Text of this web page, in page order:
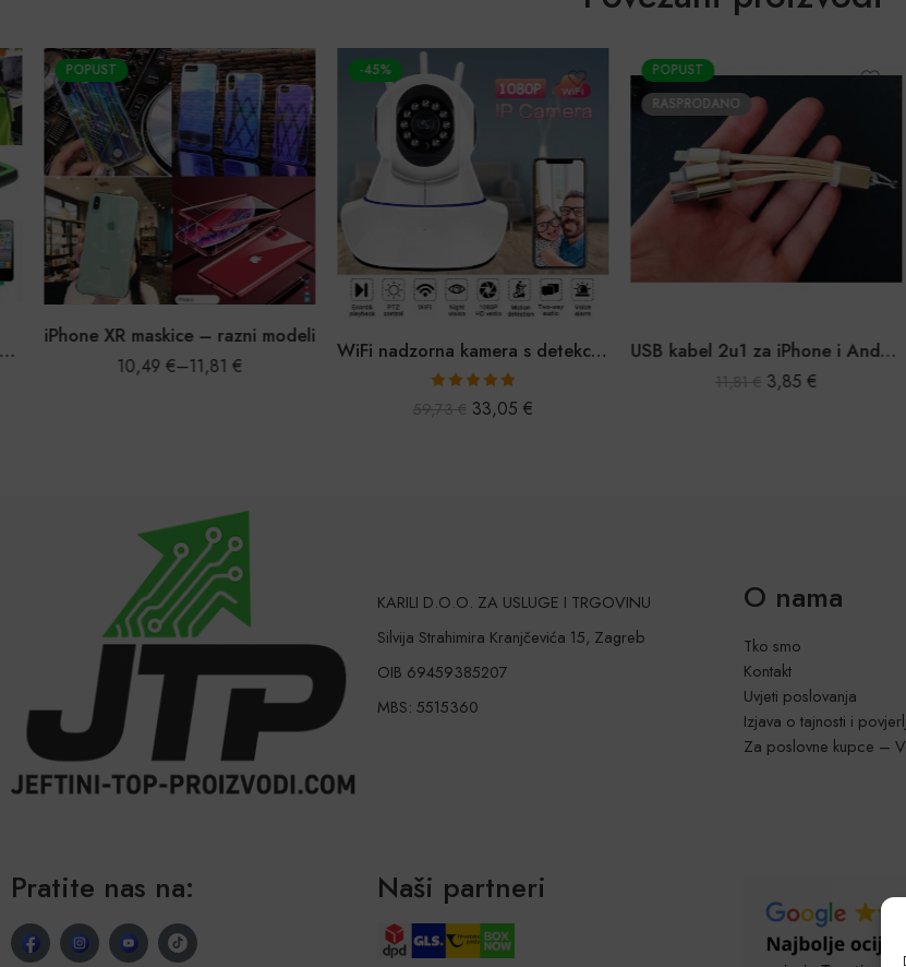
POPUST
iPhone XR maskice – razni modeli
10,49€–11,81€
-45%
WiFi nadzorna kamera s detekcijom pokreta i noćnim snimanjem
Ocijenjeno
5.00od 5
59,73€ 33,05€
POPUST
RASPRODANO
USB kabel 2u1 za iPhone i Android uređaje
11,81€ 3,85€
KARILI D.O.O. ZA USLUGE I TRGOVINU
Silvija Strahimira Kranjčevića 15, Zagreb
OIB 69459385207
MBS: 5515360
O nama
Tko smo
Kontakt
Uvjeti poslovanja
Izjava o tajnosti i
Za poslovne kupce –
Pratite nas na: Naši partneri